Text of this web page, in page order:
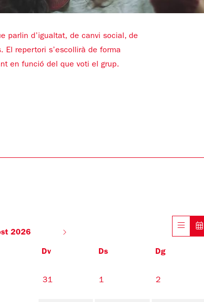
parlin d’igualtat, de canvi social, de
El repertori s’escollirà de forma
en funció del que voti el grup.
2026
Dv Ds Dg
31 1 2